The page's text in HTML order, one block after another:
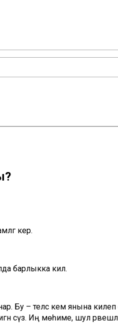
керә.
барлыкка килә.
Бу – теләсә кем янына килеп
сүз. Иң мөһиме, шул